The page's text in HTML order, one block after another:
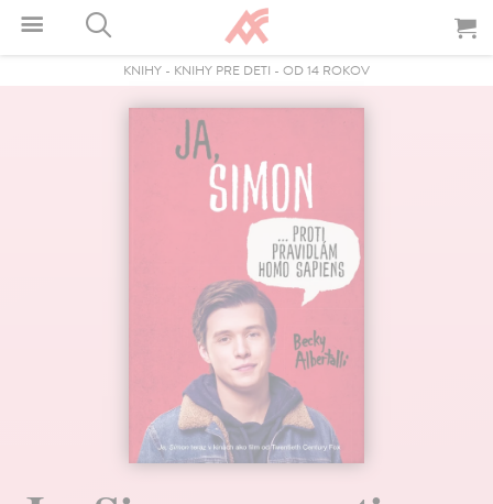
KNIHY - KNIHY PRE DETI - OD 14 ROKOV